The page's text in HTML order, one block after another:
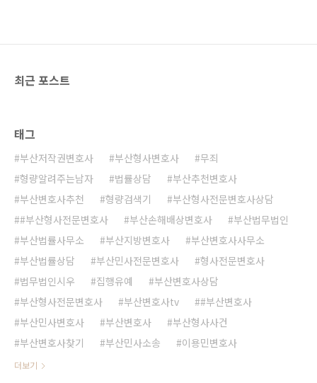
다(규제「정보통신망 이용촉진 및 정보보호 등에 관한 법률」 제44조의7제1
최근 포스트
태그
부산저작권변호사 부산형사변호사
무죄
형량알려주는남자
법률상담
부산추천변호사
부산변호사추천
형량검색기
부산형사전문변호사상담
#부산형사전문변호사
부산손해배상변호사
부산법무법인
부산법률사무소
부산지방변호사
부산변호사사무소
부산법률상담
부산민사전문변호사
형사전문변호사
법무법인시우
집행유예
부산변호사상담
부산형사전문변호사
부산변호사tv
#부산변호사
부산민사변호사
부산변호사
부산형사사건
부산변호사찾기
부산민사소송 이용민변호사
더보기